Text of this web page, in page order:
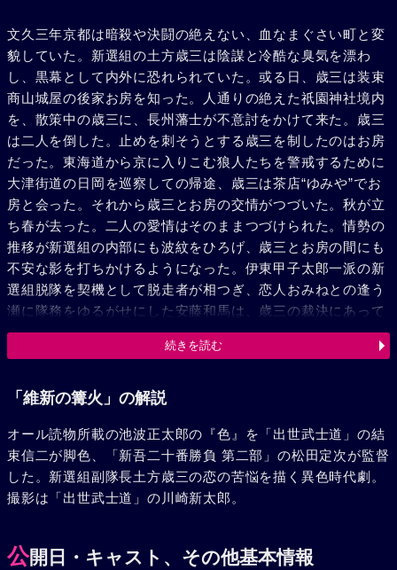
文久三年京都は暗殺や決闘の絶えない、血なまぐさい町と変
貌していた。新選組の土方歳三は陰謀と冷酷な臭気を漂わ
し、黒幕として内外に恐れられていた。或る日、歳三は装束
商山城屋の後家お房を知った。人通りの絶えた祇園神社境内
を、散策中の歳三に、長州藩士が不意討をかけて来た。歳三
は二人を倒した。止めを刺そうとする歳三を制したのはお房
だった。東海道から京に入りこむ狼人たちを警戒するために
大津街道の日岡を巡察しての帰途、歳三は茶店“ゆみや”でお
房と会った。それから歳三とお房の交情がつづいた。秋が立
ち春が去った。二人の愛情はそのままつづけられた。情勢の
推移が新選組の内部にも波紋をひろげ、歳三とお房の間にも
不安な影を打ちかけるようになった。伊東甲子太郎一派の新
選組脱隊を契機として脱走者が相つぎ、恋人おみねとの逢う
瀬に隊務をゆるがせにした安藤和馬は、歳三の裁決にあって
切腹させられた。尖鋭な行動をもって幕府への誠意を貫こう
とする農家出身の歳三と、武家育ちで内省的な理論家の山南
せられた。そんな空気の中に、薩長連合軍が鳥羽伏見に進出
屋の一室で最後の一刻を過した。新選組の出撃を告げる下男
平吉にうながされて去る、断腸の思いの歳三を、涙で追いす
がるお房の姿には女の悲しさが溢れていた。敗勢の中に官軍
の砲火と刀槍に向かって暴れ狂う歳三の闘志と、殺気に満ち
た。
続きを読む
「維新の篝火」の解説
オール読物所載の池波正太郎の『色』を「出世武士道」の結
束信二が脚色、「新吾二十番勝負 第二部」の松田定次が監督
した。新選組副隊長土方歳三の恋の苦悩を描く異色時代劇。
撮影は「出世武士道」の川崎新太郎。
公開日・キャスト、その他基本情報